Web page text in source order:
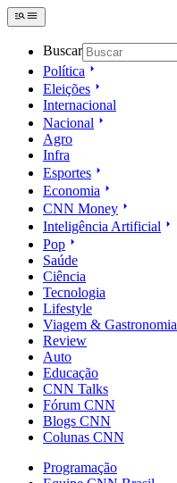
Buscar
Política
Eleições
Internacional
Nacional
Agro
Infra
Esportes
Economia
CNN Money
Inteligência Artificial
Pop
Saúde
Ciência
Tecnologia
Lifestyle
Viagem & Gastronomia
Review
Auto
Educação
CNN Talks
Fórum CNN
Blogs CNN
Colunas CNN
Programação